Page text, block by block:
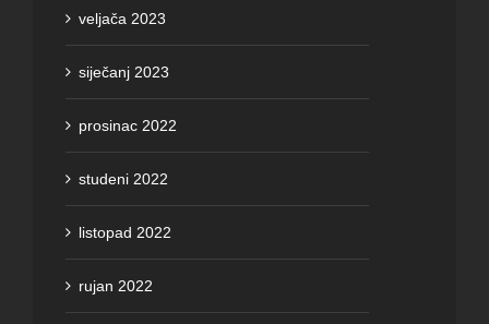
veljača 2023
siječanj 2023
prosinac 2022
studeni 2022
listopad 2022
rujan 2022